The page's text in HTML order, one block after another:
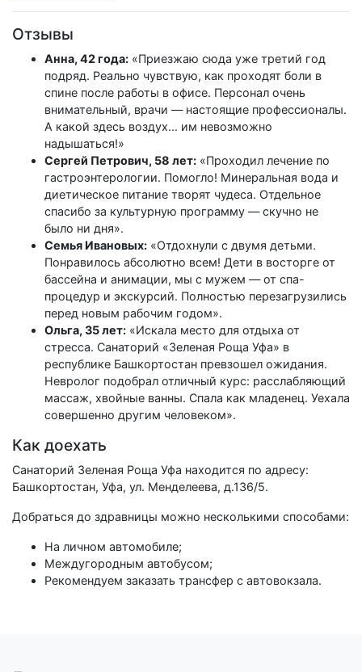
Отзывы
Анна, 42 года: «Приезжаю сюда уже третий год
подряд. Реально чувствую, как проходят боли в
спине после работы в офисе. Персонал очень
внимательный, врачи — настоящие профессионалы.
А какой здесь воздух... им невозможно
надышаться!»
Сергей Петрович, 58 лет: «Проходил лечение по
гастроэнтерологии. Помогло! Минеральная вода и
диетическое питание творят чудеса. Отдельное
спасибо за культурную программу — скучно не
было ни дня».
Семья Ивановых: «Отдохнули с двумя детьми.
Понравилось абсолютно всем! Дети в восторге от
бассейна и анимации, мы с мужем — от спа-
процедур и экскурсий. Полностью перезагрузились
перед новым рабочим годом».
Ольга, 35 лет: «Искала место для отдыха от
стресса. Санаторий «Зеленая Роща Уфа» в
республике Башкортостан превзошел ожидания.
Невролог подобрал отличный курс: расслабляющий
массаж, хвойные ванны. Спала как младенец. Уехала
совершенно другим человеком».
Как доехать
Санаторий Зеленая Роща Уфа находится по адресу:
Башкортостан, Уфа, ул. Менделеева, д.136/5.
Добраться до здравницы можно несколькими способами:
На личном автомобиле;
Междугородным автобусом;
Рекомендуем заказать трансфер с автовокзала.